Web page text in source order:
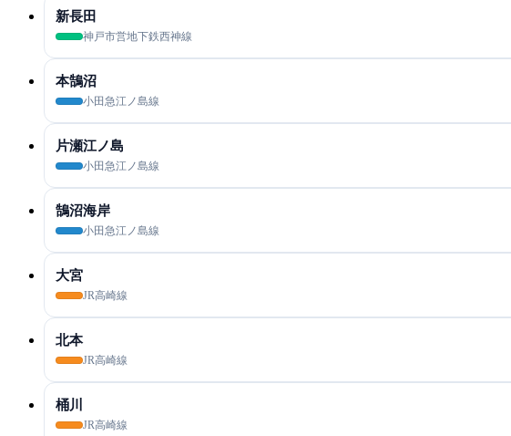
新長田
神戸市営地下鉄西神線
本鵠沼
小田急江ノ島線
片瀬江ノ島
小田急江ノ島線
鵠沼海岸
小田急江ノ島線
大宮
JR高崎線
北本
JR高崎線
桶川
JR高崎線